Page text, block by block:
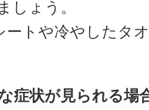
しょう。
トや冷やしたタ
症状が見られる場